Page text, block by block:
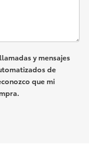
y mensajes
de
que mi